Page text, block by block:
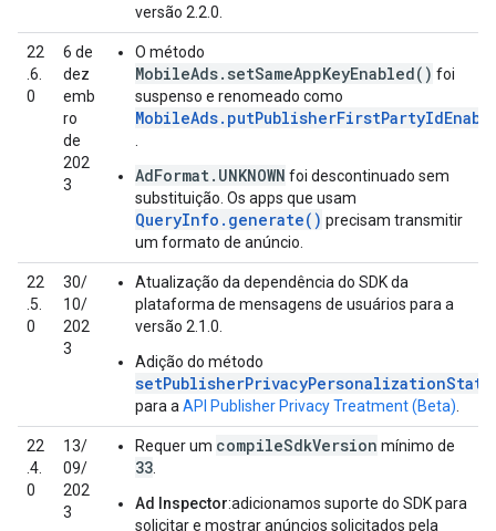
versão 2.2.0.
22
.6.
0
6 de
dez
emb
ro
de
202
3
O método
MobileAds.setSameAppKeyEnabled() foi
suspenso e renomeado como
AdFormat.UNKNOWN foi descontinuado sem
substituição. Os apps que usam
QueryInfo.generate() precisam transmitir
um formato de anúncio.
22
.5.
0
30/
10/
202
3
Atualização da dependência do SDK da
plataforma de mensagens de usuários para a
versão 2.1.0.
Adição do método
para a API Publisher Privacy Treatment (Beta)
22
.4.
0
13/
09/
202
3
Requer um compileSdkVersion mínimo de
33
Ad Inspector:adicionamos suporte do SDK para
solicitar e mostrar anúncios solicitados pela